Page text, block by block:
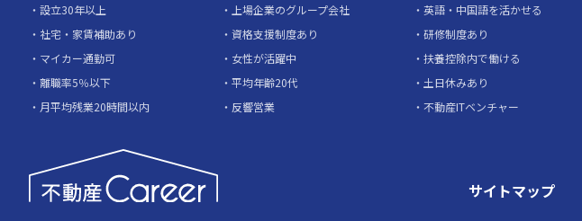
設立30年以上
上場企業のグループ会社 英語・中国語を活かせる
社宅・家賃補助あり
資格支援制度あり 研修制度あり
マイカー通勤可
女性が活躍中 扶養控除内で働ける
離職率5％以下
平均年齢20代 土日休みあり
月平均残業20時間以内
反響営業 不動産ITベンチャー
サイトマップ